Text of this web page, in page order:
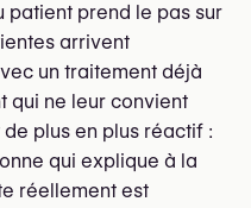
patient prend le pas sur
arrivent
un traitement déjà
qui ne leur convient
plus en plus réactif :
qui explique à la
réellement est